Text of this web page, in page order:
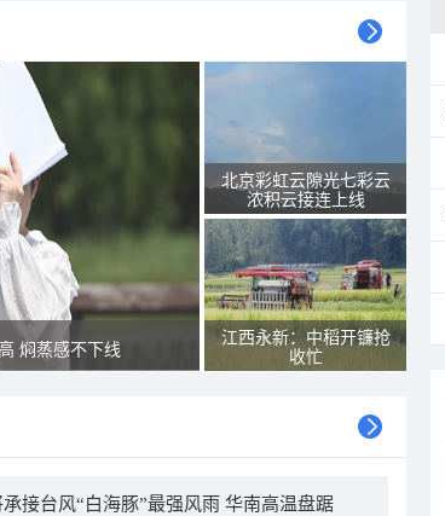
焖蒸感不下线
北京彩虹云隙光七彩云
浓积云接连上线
江西永新：中稻开镰抢
收忙
接台风“白海豚”最强风雨 华南高温盘踞